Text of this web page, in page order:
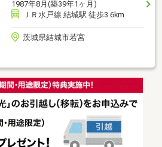
1987年8月(築39年1ヶ月)
ＪＲ水戸線 結城駅 徒歩3.6km
茨城県結城市若宮